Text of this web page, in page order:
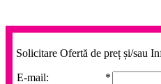
Solicitare Ofertă de preț și/sau
E-mail: *